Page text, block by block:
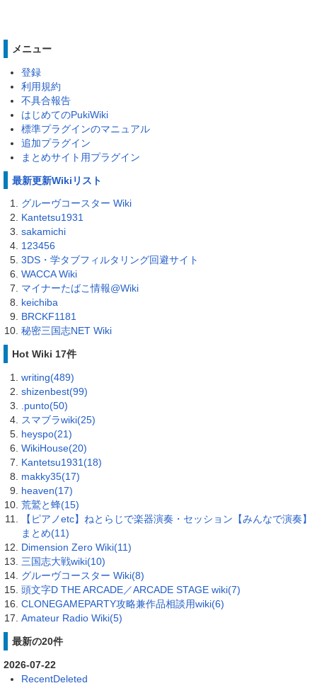
メニュー
登録
利用規約
不具合報告
はじめてのPukiWiki
標準プラグインのマニュアル
追加プラグイン
まとめサイト用プラグイン
最新更新Wikiリスト
グルーヴコースター Wiki
Kantetsu1931
sakamichi
123456
3DS・学タブフィルタリング回避サイト
WACCA Wiki
マイナーたばこ情報@Wiki
keichiba
BRCKF1181
秘密三国志NET Wiki
Hot Wiki 17件
writing(489)
shizenbest(99)
.punto(50)
スマブラwiki(25)
heyspo(21)
WikiHouse(20)
Kantetsu1931(18)
makky35(17)
heaven(17)
荒鷲と蜂(15)
【ピアノetc】ねとらじで楽器演奏・セッション【みんなで演奏】
まとめ(11)
Dimension Zero Wiki(11)
三国志大戦wiki(10)
グルーヴコースター Wiki(8)
頭文字D THE ARCADE／ARCADE STAGE wiki(7)
CLONEGAMEPARTY攻略兼作品相談用wiki(6)
Amateur Radio Wiki(5)
最新の20件
2026-07-22
RecentDeleted